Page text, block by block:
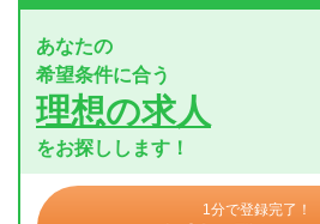
あなたの
希望条件に合う
理想の求人
をお探しします！
1分で登録完了！